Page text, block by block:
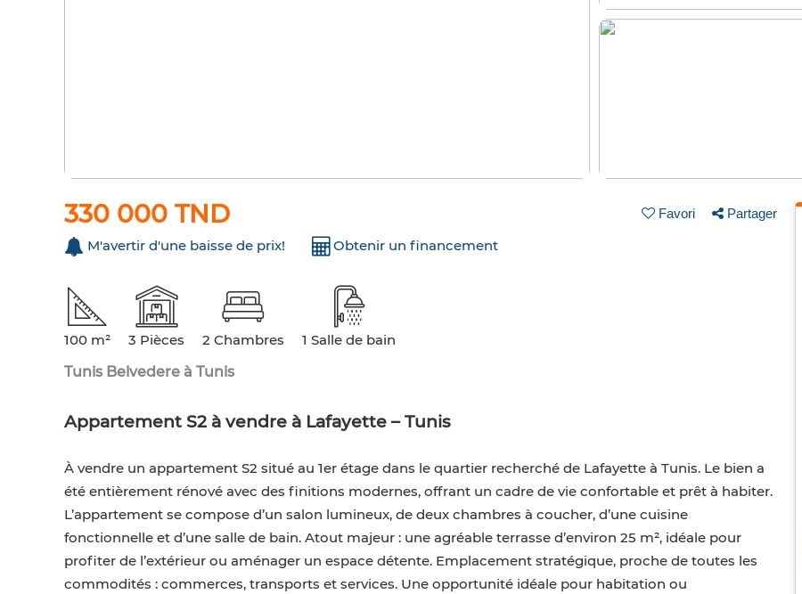
330 000 TND Favori Partager
M'avertir d'une baisse de prix! Obtenir un financement
100 m² 3 Pièces 2 Chambres
1 Salle de bain
Tunis Belvedere à Tunis
Appartement S2 à vendre à Lafayette – Tunis
À vendre un appartement S2 situé au 1er étage dans le quartier recherché de Lafayette à Tunis. Le bien a
été entièrement rénové avec des finitions modernes, offrant un cadre de vie confortable et prêt à habiter.
L’appartement se compose d’un salon lumineux, de deux chambres à coucher, d’une cuisine
fonctionnelle et d’une salle de bain. Atout majeur : une agréable terrasse d’environ 25 m², idéale pour
profiter de l’extérieur ou aménager un espace détente. Emplacement stratégique, proche de toutes les
commodités : commerces, transports et services. Une opportunité idéale pour habitation ou